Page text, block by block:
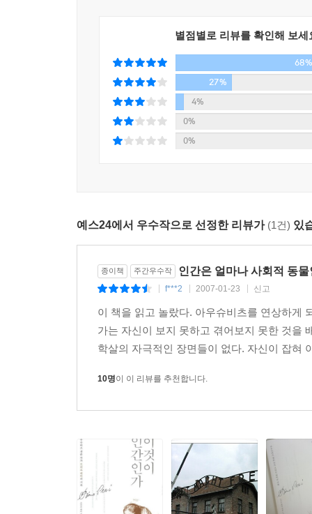
별점별로 리뷰를 확인해 보세
4%
0%
예스24에서 우수작으로 선정한 리뷰가(1건)있
종이책 주간우수작 인간은 얼마나 사회적 동
f***2 2007-01-23 | 신고
이 책을 읽고 놀랐다. 아우슈비츠를 연상하게
가는 자신이 보지 못하고 겪어보지 못한 것을